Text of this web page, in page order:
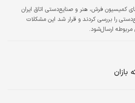
کمیسیون فرش، هنر و صنایع‌‌‌‌‌‌دستی اتاق ایران
را بررسی کردند و قرار شد این مشکلات
ارسال‌شود.
بازان